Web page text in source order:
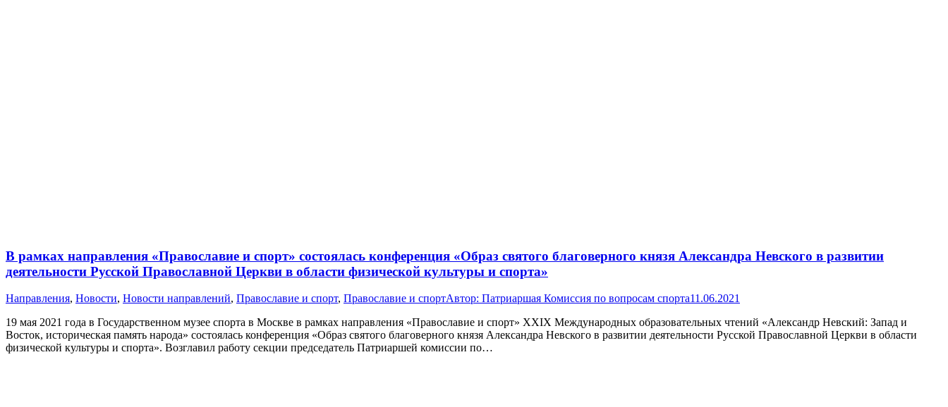
В рамках направления «Православие и спорт» состоялась конференция «Образ святого благоверного князя Александра Невского в развитии
деятельности Русской Православной Церкви в области физической культуры и спорта»
Направления, Новости, Новости направлений, Православие и спорт, Православие и спортАвтор: Патриаршая Комиссия по вопросам спорта11.06.2021
19 мая 2021 года в Государственном музее спорта в Москве в рамках направления «Православие и спорт» XXIX Международных образовательных чтений «Александр Невский: Запад и
Восток, историческая память народа» состоялась конференция «Образ святого благоверного князя Александра Невского в развитии деятельности Русской Православной Церкви в области
физической культуры и спорта». Возглавил работу секции председатель Патриаршей комиссии по…